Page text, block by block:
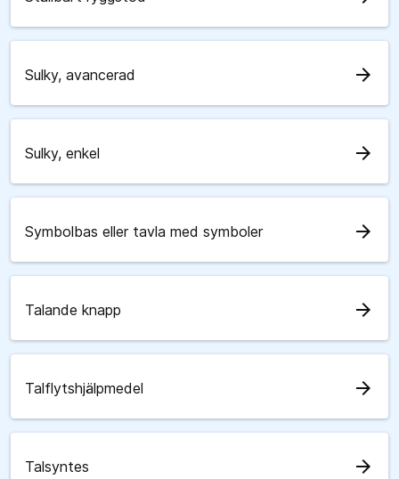
Sulky, avancerad arrow_forward
Sulky, enkel arrow_forward
Symbolbas eller tavla med symboler arrow_forward
Talande knapp arrow_forward
Talflytshjälpmedel arrow_forward
Talsyntes arrow_forward